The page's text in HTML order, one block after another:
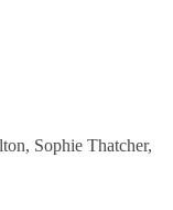
Sophie Thatcher,